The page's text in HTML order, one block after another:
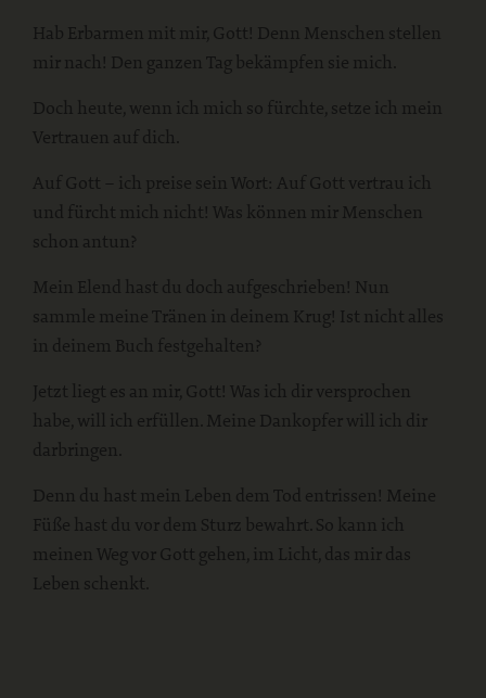
Hab Erbarmen mit mir, Gott! Denn Menschen stellen
mir nach! Den ganzen Tag bekämpfen sie mich.
Doch heute, wenn ich mich so fürchte, setze ich mein
Vertrauen auf dich.
Auf Gott – ich preise sein Wort: Auf Gott vertrau ich
und fürcht mich nicht! Was können mir Menschen
schon antun?
Mein Elend hast du doch aufgeschrieben! Nun
sammle meine Tränen in deinem Krug! Ist nicht alles
in deinem Buch festgehalten?
Jetzt liegt es an mir, Gott! Was ich dir versprochen
habe, will ich erfüllen. Meine Dankopfer will ich dir
darbringen.
Denn du hast mein Leben dem Tod entrissen! Meine
Füße hast du vor dem Sturz bewahrt. So kann ich
meinen Weg vor Gott gehen, im Licht, das mir das
Leben schenkt.